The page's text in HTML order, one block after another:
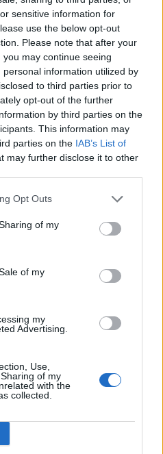
sensitive information for
use the below opt-out
Please note that after your
may continue seeing
information utilized by
to third parties prior to
opt-out of the further
by third parties on the
This information may
parties on the IAB’s List of
may further disclose it to other
Opt Outs
of my
of my
my
Advertising.
Use,
of my
with the
collected.
666🤣
1
2